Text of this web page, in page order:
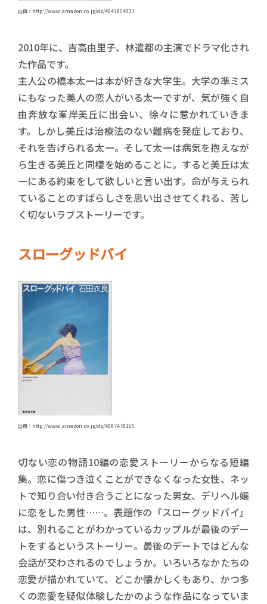
出典：http://www.amazon.co.jp/dp/4043854021
2010年に、吉高由里子、林遣都の主演でドラマ化され
た作品です。
主人公の橋本太一は本が好きな大学生。大学の準ミス
にもなった美人の恋人がいる太一ですが、気が強く自
由奔放な峯岸美丘に出会い、徐々に惹かれていきま
す。しかし美丘は治療法のない難病を発症しており、
それを告げられる太一。そして太一は病気を抱えなが
ら生きる美丘と同棲を始めることに。すると美丘は太
一にある約束をして欲しいと言い出す。命が与えられ
ていることのすばらしさを思い出させてくれる、苦し
く切ないラブストーリーです。
スローグッドバイ
出典：http://www.amazon.co.jp/dp/4087478165
切ない恋の物語10編の恋愛ストーリーからなる短編
集。恋に傷つき泣くことができなくなった女性、ネッ
トで知り合い付き合うことになった男女、デリヘル嬢
に恋をした男性……。表題作の『スローグッドバイ』
は、別れることがわかっているカップルが最後のデー
トをするというストーリー。最後のデートではどんな
会話が交わされるのでしょうか。いろいろなかたちの
恋愛が描かれていて、どこか懐かしくもあり、かつ多
くの恋愛を疑似体験したかのような作品になっていま